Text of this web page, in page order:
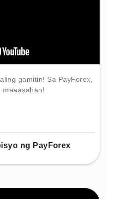
gamitin! Sa PayForex,
maaasahan!
ng PayForex